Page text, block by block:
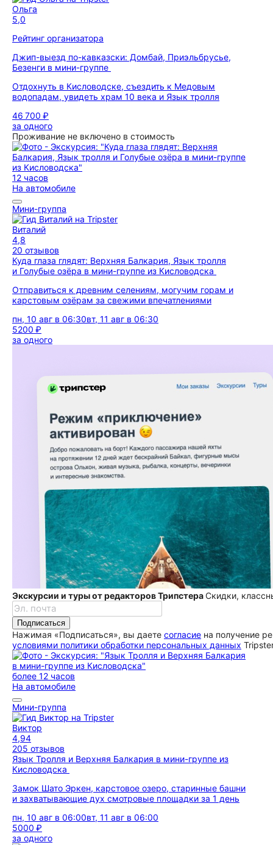
Ольга
5,0
Рейтинг организатора
Джип-выезд по-кавказски: Домбай, Приэльбрусье,
Безенги в мини-группе
Отдохнуть в Кисловодске, съездить к Медовым
водопадам, увидеть храм 10 века и Язык тролля
46 700 ₽
за одного
Проживание не включено в стоимость
12 часов
На автомобиле
Мини-группа
Виталий
4,8
20 отзывов
Куда глаза глядят: Верхняя Балкария, Язык тролля
и Голубые озёра в мини-группе из Кисловодска
Отправиться к древним селениям, могучим горам и
карстовым озёрам за свежими впечатлениями
пн, 10 авг в 06:30вт, 11 авг в 06:30
5200 ₽
за одного
Экскурсии и туры от редакторов ТрипстераСкидки,
Подписаться
Нажимая «Подписаться», вы даете согласие на получение
условиями политики обработки персональных данных
более 12 часов
На автомобиле
Мини-группа
Виктор
4,94
205 отзывов
Язык Тролля и Верхняя Балкария в мини-группе из
Кисловодска
Замок Шато Эркен, карстовое озеро, старинные башни
и захватывающие дух смотровые площадки за 1 день
пн, 10 авг в 06:00вт, 11 авг в 06:00
5000 ₽
за одного